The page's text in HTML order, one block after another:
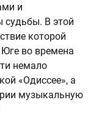
и
судьбы. В этой
которой
во времена
немало
«Одиссее», а
музыкальную